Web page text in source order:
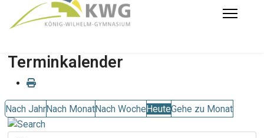
Terminkalender
Nach JahrNach MonatNach WocheHeuteGehe zu Monat